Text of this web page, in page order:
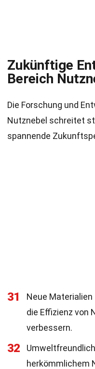
Zukünftige
Bereich
Die Forschung und
Nutznebel schreitet
spannende
31
Neue
die Effizienz von
verbessern.
32
herkömmlichem